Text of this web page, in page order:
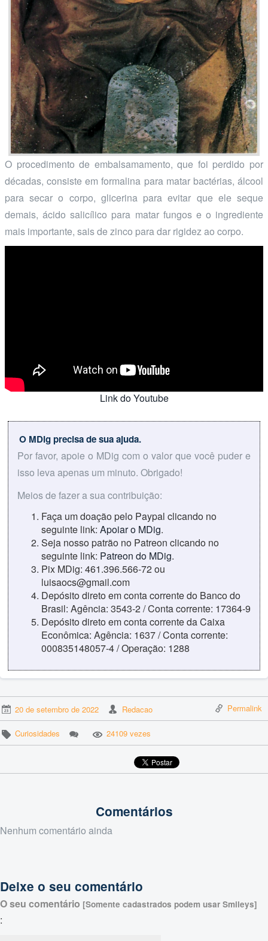
O procedimento de embalsamamento, que foi perdido por
décadas, consiste em formalina para matar bactérias, álcool
para secar o corpo, glicerina para evitar que ele seque
demais, ácido salicílico para matar fungos e o ingrediente
mais importante, sais de zinco para dar rigidez ao corpo.
Link do Youtube
O MDig precisa de sua ajuda.
Por favor, apoie o MDig com o valor que você puder e
isso leva apenas um minuto. Obrigado!
Meios de fazer a sua contribuição:
Faça um doação pelo Paypal clicando no
seguinte link: Apoiar o MDig.
Seja nosso patrão no Patreon clicando no
seguinte link: Patreon do MDig.
Pix MDig: 461.396.566-72 ou
luisaocs@gmail.com
Depósito direto em conta corrente do Banco do
Brasil: Agência: 3543-2 / Conta corrente: 17364-9
Depósito direto em conta corrente da Caixa
Econômica: Agência: 1637 / Conta corrente:
000835148057-4 / Operação: 1288
20 de setembro de 2022 Redacao Permalink
Curiosidades 24109 vezes
Comentários
Nenhum comentário ainda
Deixe o seu comentário
O seu comentário [Somente cadastrados podem usar Smileys]
: